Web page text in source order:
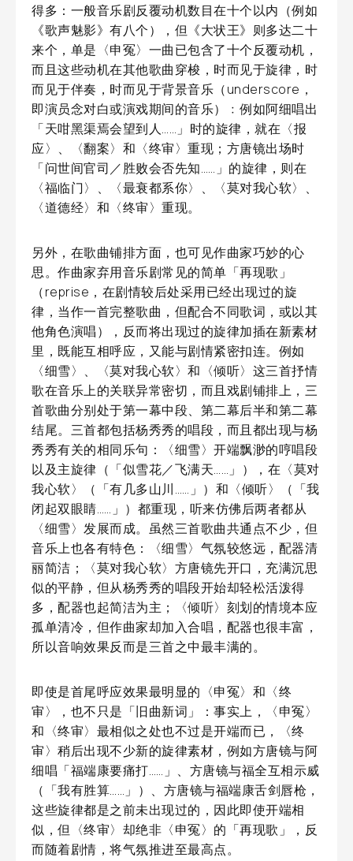
得多：一般音乐剧反覆动机数目在十个以内（例如
《歌声魅影》有八个），但《大状王》则多达二十
来个，单是〈申冤〉一曲已包含了十个反覆动机，
而且这些动机在其他歌曲穿梭，时而见于旋律，时
而见于伴奏，时而见于背景音乐（underscore，
即演员念对白或演戏期间的音乐）﹕例如阿细唱出
「天咁黑渠焉会望到人……」时的旋律，就在〈报
应〉、〈翻案〉和〈终审〉重现；方唐镜出场时
「问世间官司／胜败会否先知……」的旋律，则在
〈福临门〉、〈最衰都系你〉、〈莫对我心软〉、
〈道德经〉和〈终审〉重现。
另外，在歌曲铺排方面，也可见作曲家巧妙的心
思。作曲家弃用音乐剧常见的简单「再现歌」
（reprise，在剧情较后处采用已经出现过的旋
律，当作一首完整歌曲，但配合不同歌词，或以其
他角色演唱），反而将出现过的旋律加插在新素材
里，既能互相呼应，又能与剧情紧密扣连。例如
〈细雪〉、〈莫对我心软〉和〈倾听〉这三首抒情
歌在音乐上的关联异常密切，而且戏剧铺排上，三
首歌曲分别处于第一幕中段、第二幕后半和第二幕
结尾。三首都包括杨秀秀的唱段，而且都出现与杨
秀秀有关的相同乐句：〈细雪〉开端飘渺的哼唱段
以及主旋律（「似雪花／飞满天……」），在〈莫对
我心软〉（「有几多山川……」）和〈倾听〉（「我
闭起双眼睛……」）都重现，听来仿佛后两者都从
〈细雪〉发展而成。虽然三首歌曲共通点不少，但
音乐上也各有特色：〈细雪〉气氛较悠远，配器清
丽简洁；〈莫对我心软〉方唐镜先开口，充满沉思
似的平静，但从杨秀秀的唱段开始却轻松活泼得
多，配器也起简洁为主；〈倾听〉刻划的情境本应
孤单清冷，但作曲家却加入合唱，配器也很丰富，
所以音响效果反而是三首之中最丰满的。
即使是首尾呼应效果最明显的〈申冤〉和〈终
审〉，也不只是「旧曲新词」：事实上，〈申冤〉
和〈终审〉最相似之处也不过是开端而已，〈终
审〉稍后出现不少新的旋律素材，例如方唐镜与阿
细唱「福端康要痛打……」、方唐镜与福全互相示威
（「我有胜算……」）、方唐镜与福端康舌剑唇枪，
这些旋律都是之前未出现过的，因此即使开端相
似，但〈终审〉却绝非〈申冤〉的「再现歌」，反
而随着剧情，将气氛推进至最高点。